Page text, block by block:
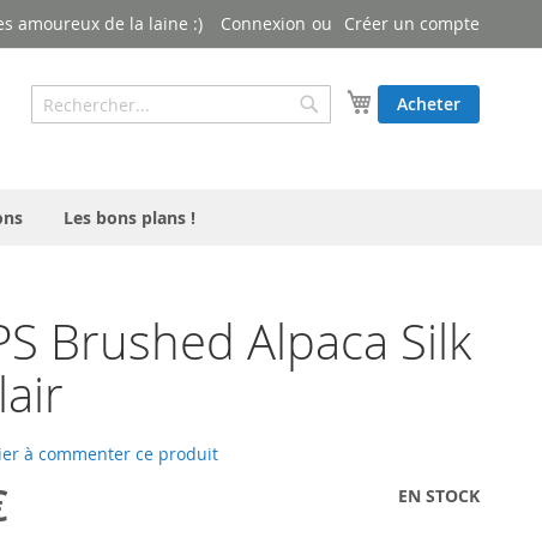
amoureux de la laine :) Connexion Créer un compte
Mon panier
Acheter
Rechercher
Rechercher
Les bons plans !
Brushed Alpaca Silk
à commenter ce produit
EN STOCK